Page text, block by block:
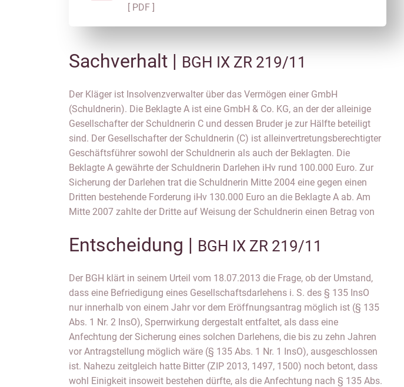
[ PDF ]
Sachverhalt | BGH IX ZR 219/11
Der Kläger ist Insolvenzverwalter über das Vermögen einer GmbH
(Schuldnerin). Die Beklagte A ist eine GmbH & Co. KG, an der der alleinige
Gesellschafter der Schuldnerin C und dessen Bruder je zur Hälfte beteiligt
sind. Der Gesellschafter der Schuldnerin (C) ist alleinvertretungsberechtigter
Geschäftsführer sowohl der Schuldnerin als auch der Beklagten. Die
Beklagte A gewährte der Schuldnerin Darlehen iHv rund 100.000 Euro. Zur
Sicherung der Darlehen trat die Schuldnerin Mitte 2004 eine gegen einen
Dritten bestehende Forderung iHv 130.000 Euro an die Beklagte A ab. Am
Mitte 2007 zahlte der Dritte auf Weisung der Schuldnerin einen Betrag von
circa 41.000 Euro an die Beklagte A. Knapp zwei Jahre später, am Mitte
2009 wurde Insolvenzantrag über das Vermögen der Schuldnerin gestellt,
welcher zur Eröffnung des Insolvenzverfahrens führte. Der Kläger nimmt die
Beklagte A unter dem Gesichtspunkt der Insolvenzanfechtung auf
Erstattung der 41.000 Euro und den Beklagten C, der die Einrede der
Verjährung erhebt, nach § 43 Abs. 2 GmbHG auf Erstattung dieses Betrages
Entscheidung | BGH IX ZR 219/11
Der BGH klärt in seinem Urteil vom 18.07.2013 die Frage, ob der Umstand,
dass eine Befriedigung eines Gesellschaftsdarlehens i. S. des § 135 InsO
nur innerhalb von einem Jahr vor dem Eröffnungsantrag möglich ist (§ 135
Abs. 1 Nr. 2 InsO), Sperrwirkung dergestalt entfaltet, als dass eine
Anfechtung der Sicherung eines solchen Darlehens, die bis zu zehn Jahren
vor Antragstellung möglich wäre (§ 135 Abs. 1 Nr. 1 InsO), ausgeschlossen
ist. Nahezu zeitgleich hatte Bitter (ZIP 2013, 1497, 1500) noch betont, dass
wohl Einigkeit insoweit bestehen dürfte, als die Anfechtung nach § 135 Abs.